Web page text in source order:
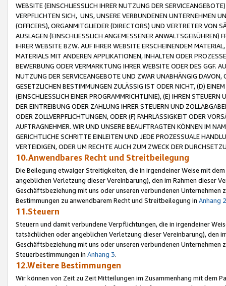
WEBSITE (EINSCHLIESSLICH IHRER NUTZUNG DER
VERPFLICHTEN SICH, UNS, UNSERE VERBUNDENEN UNTERNEHMEN
(OFFICERS), ORGANMITGLIEDER (DIRECTORS) UND VERTRETER VON
AUSLAGEN (EINSCHLIESSLICH ANGEMESSENER
IHRER WEBSITE BZW. AUF IHRER WEBSITE ERSCHEINENDEM
MATERIALS MIT ANDEREN APPLIKATIONEN, INHALTEN ODER
BEWERBUNG ODER VERMARKTUNG IHRER WEBSITE ODER DES GGF.
NUTZUNG DER SERVICEANGEBOTE UND ZWAR UNABHÄNGIG
GESETZLICHEN BESTIMMUNGEN ZULÄSSIG IST ODER NICHT, (D)
(EINSCHLIESSLICH EINER PROGRAMMRICHTLINIE), (E) IHREN
DER EINTREIBUNG ODER ZAHLUNG IHRER STEUERN UND
ODER ZOLLVERPFLICHTUNGEN, ODER (F) FAHRLÄSSIGKEIT ODER
AUFTRAGNEHMER. WIR UND UNSERE BEAUFTRAGTEN KÖNNEN IM
GERICHTLICHE SCHRITTE EINLEITEN UND JEDE PROZESSUALE
VERTEIDIGEN, ODER UM RECHTE AUCH ZUM ZWECK DER
10.Anwendbares Recht und Streitbeilegung
Die Beilegung etwaiger Streitigkeiten, die in irgendeiner Weise mit
angeblichen Verletzung dieser Vereinbarung), den im Rahmen dieser
Geschäftsbeziehung mit uns oder unseren verbundenen
Bestimmungen zu anwendbarem Recht und Streitbeilegung in Anhang 2
11.Steuern
Steuern und damit verbundene Verpflichtungen, die in irgendeiner
tatsächlichen oder angeblichen Verletzung dieser Vereinbarung), den
Geschäftsbeziehung mit uns oder unseren verbundenen
Steuerbestimmungen in Anhang 3.
12.Weitere Bestimmungen
Wir können von Zeit zu Zeit Mitteilungen im Zusammenhang mit dem